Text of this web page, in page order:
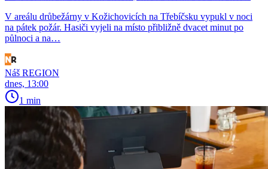
V areálu drůbežárny v Kožichovicích na Třebíčsku vypukl v noci
na pátek požár. Hasiči vyjeli na místo přibližně dvacet minut po
půlnoci a na…
Náš REGION
dnes, 13:00
1 min